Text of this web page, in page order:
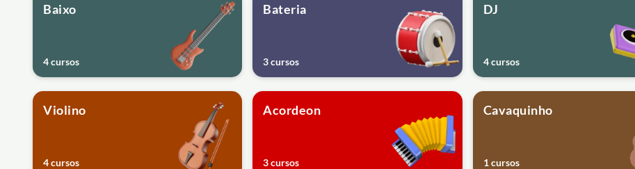
Baixo
4 cursos
Bateria
3 cursos
DJ
4 cursos
Violino
4 cursos
Acordeon
3 cursos
Cavaquinho
1 cursos